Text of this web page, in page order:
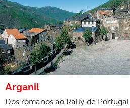
Arganil
Dos romanos ao Rally de Portugal